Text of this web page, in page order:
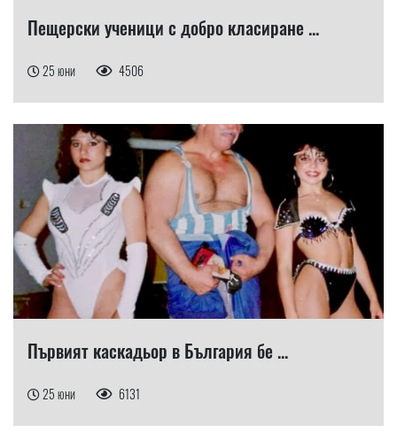
Пещерски ученици с добро класиране ...
25 юни 4506
Първият каскадьор в България бе ...
25 юни 6131